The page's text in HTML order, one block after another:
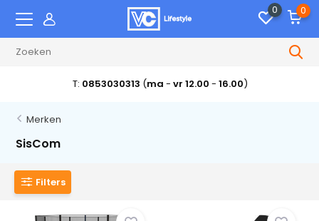
0 0
T: 0853030313 (ma - vr 12.00 - 16.00)
Merken
SisCom
Filters